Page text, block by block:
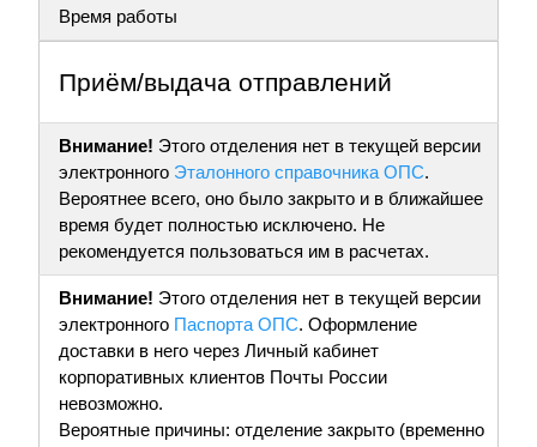
Время работы
Приём/выдача отправлений
Внимание! Этого отделения нет в текущей версии
электронного Эталонного справочника ОПС.
Вероятнее всего, оно было закрыто и в ближайшее
время будет полностью исключено. Не
рекомендуется пользоваться им в расчетах.
Внимание! Этого отделения нет в текущей версии
электронного Паспорта ОПС. Оформление
доставки в него через Личный кабинет
корпоративных клиентов Почты России
невозможно.
Вероятные причины: отделение закрыто (временно